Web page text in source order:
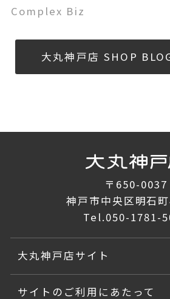
Complex Biz
大丸神戸店 SHOP
〒650-0037
神戸市中央区明石
Tel.050-1781-
大丸神戸店サイト
サイトのご利用にあたって